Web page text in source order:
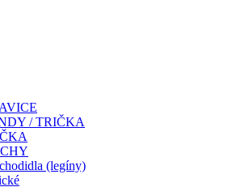
/ TRIČKA
(legíny)